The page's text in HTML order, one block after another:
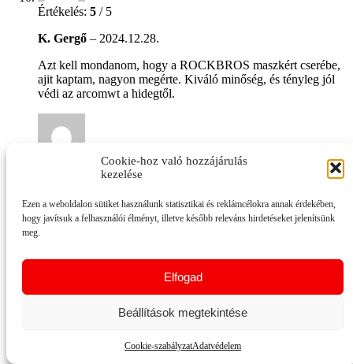
Cookie-hoz való hozzájárulás
kezelése
Ezen a weboldalon sütiket használunk statisztikai és reklámcélokra annak érdekében,
hogy javítsuk a felhasználói élményt, illetve később releváns hirdetéseket jelenítsünk
meg.
Elfogad
Beállítások megtekintése
Cookie-szabályzatAdatvédelem
Értékelés: 5 / 5
K. Gergő – 2024.12.28.
Azt kell mondanom, hogy a ROCKBROS maszkért cserébe,
ajit kaptam, nagyon megérte. Kiváló minőség, és tényleg jól
védi az arcomwt a hidegtől.
/ 5
T. Nóra
2024.12.12.
A ROCKBROS maszk minősége lenyűgözött! Az anyaga
nagyon kellemes, és jól tartja a hőt. Tavaszi és téli sportokhoz